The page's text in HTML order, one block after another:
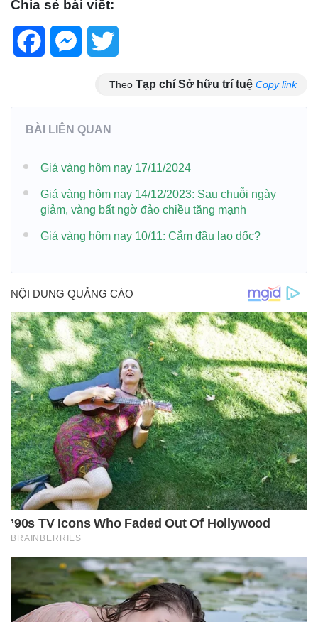
Chia sẻ bài viết:
FacebookMessenger
Theo Tạp chí Sở hữu trí tuệ Copy link
BÀI LIÊN QUAN
Giá vàng hôm nay 17/11/2024
Giá vàng hôm nay 14/12/2023: Sau chuỗi ngày
giảm, vàng bất ngờ đảo chiều tăng mạnh
Giá vàng hôm nay 10/11: Cắm đầu lao dốc?